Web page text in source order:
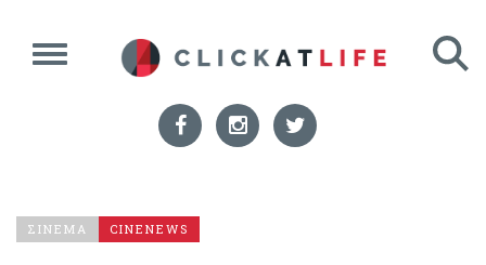
ΣΙΝΕΜΑ CINENEWS